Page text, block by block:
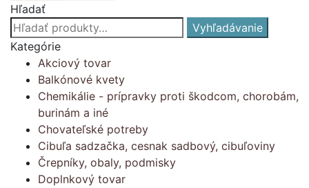
Hľadať
Hľadať:
Vyhľadávanie
Kategórie
Akciový tovar
Balkónové kvety
Chemikálie - prípravky proti škodcom, chorobám,
burinám a iné
Chovateľské potreby
Cibuľa sadzačka, cesnak sadbový, cibuľoviny
Črepníky, obaly, podmisky
Doplnkový tovar